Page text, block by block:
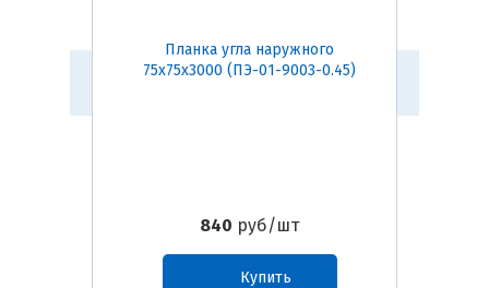
Планка угла наружного
75х75х3000 (ПЭ-01-9003-0.45)
840 руб/шт
Купить